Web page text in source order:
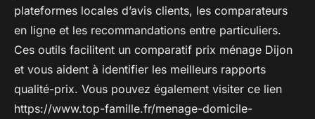
plateformes locales d’avis clients, les comparateurs
en ligne et les recommandations entre particuliers.
Ces outils facilitent un comparatif prix ménage Dijon
et vous aident à identifier les meilleurs rapports
qualité-prix. Vous pouvez également visiter ce lien
https://www.top-famille.fr/menage-domicile-